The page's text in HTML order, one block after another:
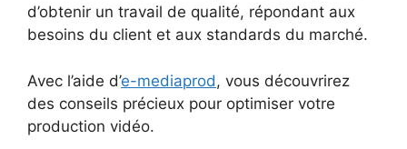
d’obtenir un travail de qualité, répondant aux
besoins du client et aux standards du marché.
Avec l’aide d’e-mediaprod, vous découvrirez
des conseils précieux pour optimiser votre
production vidéo.